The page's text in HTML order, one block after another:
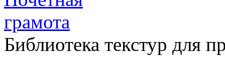
Библиотека текстур для